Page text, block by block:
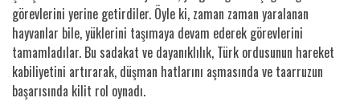
görevlerini yerine getirdiler. Öyle ki, zaman zaman yaralanan
hayvanlar bile, yüklerini taşımaya devam ederek görevlerini
tamamladılar. Bu sadakat ve dayanıklılık, Türk ordusunun hareket
kabiliyetini artırarak, düşman hatlarını aşmasında ve taarruzun
başarısında kilit rol oynadı.